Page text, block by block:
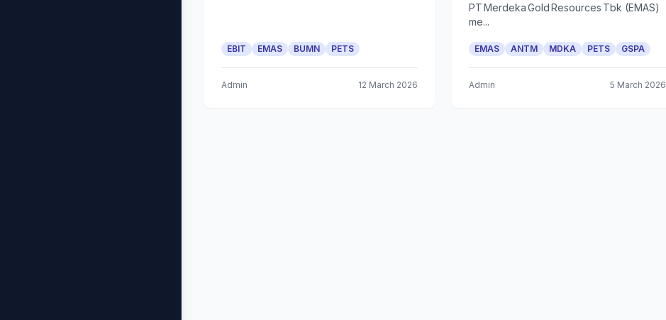
EBIT EMAS BUMN PETS
Admin 12 March 2026
PT Merdeka Gold Resources Tbk (EMAS)
me...
EMAS ANTM MDKA PETS GSPA
Admin 5 March 2026